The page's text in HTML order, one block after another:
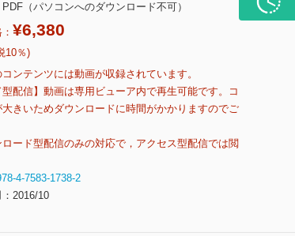
PDF（パソコンへのダウンロード不可）
¥6,380
10％)
コンテンツには動画が収録されています。
型配信】動画は専用ビューア内で再生可能です。コ
きいためダウンロードに時間がかかりますのでご
ード型配信のみの対応で，アクセス型配信では閲
4-7583-1738-2
2016/10